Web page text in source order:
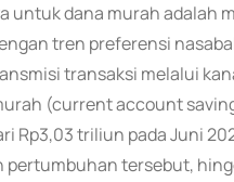
untuk dana murah adalah
tren preferensi
transaksi melalui
(current account
Rp3,03 triliun pada Juni
pertumbuhan tersebut,